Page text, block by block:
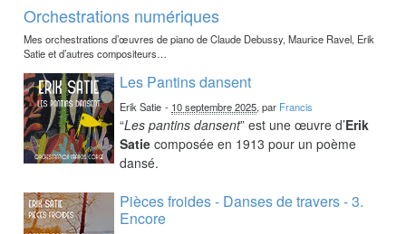
Orchestrations numériques
Mes orchestrations d’œuvres de piano de Claude Debussy, Maurice Ravel, Erik
Satie et d’autres compositeurs…
Les Pantins dansent
Erik Satie - 10 septembre 2025, par Francis
“Les pantins dansent” est une œuvre d’Erik
Satie composée en 1913 pour un poème
dansé.
Pièces froides - Danses de travers - 3.
Encore